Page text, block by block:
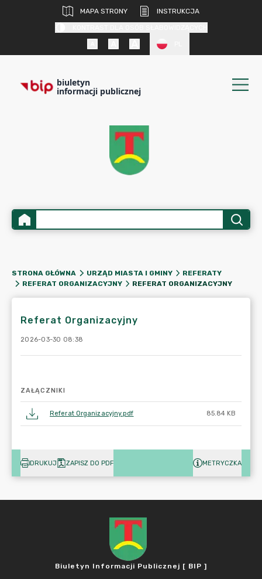
MAPA STRONY
INSTRUKCJA
biuletyn
informacji publicznej
STRONA GŁÓWNA URZĄD MIASTA I GMINY
REFERATY
REFERAT ORGANIZACYJNY
REFERAT ORGANIZACYJNY
Referat Organizacyjny
2026-03-30 08:38
ZAŁĄCZNIKI
Referat Organizacyjny.pdf 85.84 KB
DRUKUJ ZAPISZ DO PDF METRYCZKA
Biuletyn Informacji Publicznej [ BIP ]